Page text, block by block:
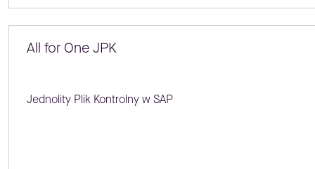
All for One JPK
Jednolity Plik Kontrolny w SAP